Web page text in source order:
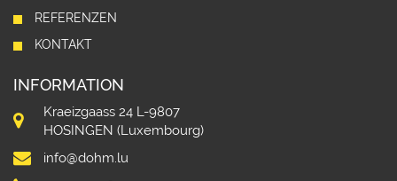
REFERENZEN
KONTAKT
INFORMATION
Kraeizgaass 24 L-9807
HOSINGEN (Luxembourg)
info@dohm.lu